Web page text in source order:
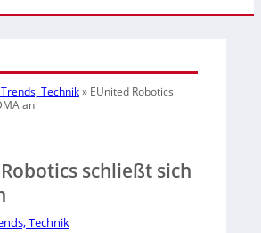
Technik» EUnited Robotics
an
schließt sich
Technik